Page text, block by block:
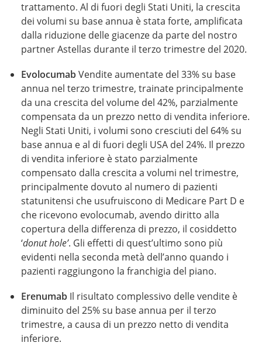
trattamento. Al di fuori degli Stati Uniti, la crescita
dei volumi su base annua è stata forte, amplificata
dalla riduzione delle giacenze da parte del nostro
partner Astellas durante il terzo trimestre del 2020.
EvolocumabVendite aumentate del 33% su base
annua nel terzo trimestre, trainate principalmente
da una crescita del volume del 42%, parzialmente
compensata da un prezzo netto di vendita inferiore.
Negli Stati Uniti, i volumi sono cresciuti del 64% su
base annua e al di fuori degli USA del 24%. Il prezzo
di vendita inferiore è stato parzialmente
compensato dalla crescita a volumi nel trimestre,
principalmente dovuto al numero di pazienti
statunitensi che usufruiscono di Medicare Part D e
che ricevono evolocumab, avendo diritto alla
copertura della differenza di prezzo, il cosiddetto
‘donut hole’. Gli effetti di quest’ultimo sono più
evidenti nella seconda metà dell’anno quando i
pazienti raggiungono la franchigia del piano.
Erenumab Il risultato complessivo delle vendite è
diminuito del 25% su base annua per il terzo
trimestre, a causa di un prezzo netto di vendita
inferiore.